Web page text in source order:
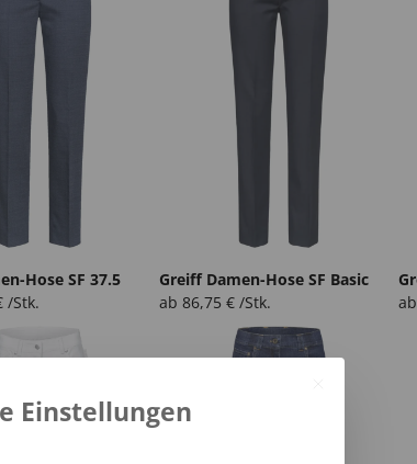
Hose SF 37.5
/Stk.
Greiff Damen-Hose SF Basic
ab 86,75 € /Stk.
ab
Einstellungen